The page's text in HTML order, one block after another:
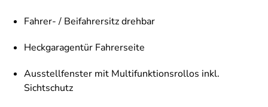
Fahrer- / Beifahrersitz drehbar
Heckgaragentür Fahrerseite
Ausstellfenster mit Multifunktionsrollos inkl.
Sichtschutz